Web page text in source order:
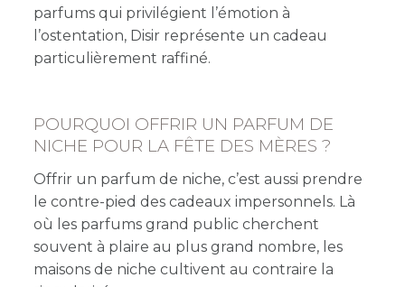
parfums qui privilégient l’émotion à
l’ostentation, Disir représente un cadeau
particulièrement raffiné.
POURQUOI OFFRIR UN PARFUM DE
NICHE POUR LA FÊTE DES MÈRES ?
Offrir un parfum de niche, c’est aussi prendre
le contre-pied des cadeaux impersonnels. Là
où les parfums grand public cherchent
souvent à plaire au plus grand nombre, les
maisons de niche cultivent au contraire la